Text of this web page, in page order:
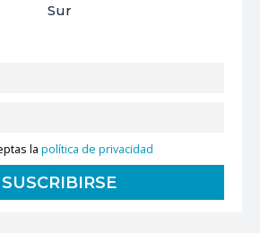
Sur
lapolítica de privacidad